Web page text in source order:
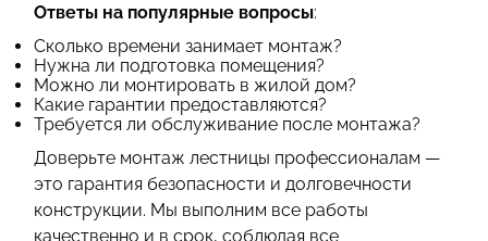
Ответы на популярные вопросы:
Сколько времени занимает монтаж?
Нужна ли подготовка помещения?
Можно ли монтировать в жилой дом?
Какие гарантии предоставляются?
Требуется ли обслуживание после монтажа?
Доверьте монтаж лестницы профессионалам —
это гарантия безопасности и долговечности
конструкции. Мы выполним все работы
качественно и в срок, соблюдая все